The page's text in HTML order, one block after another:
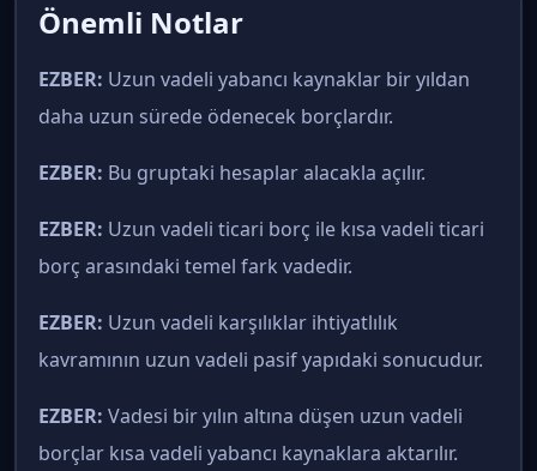
Önemli Notlar
EZBER: Uzun vadeli yabancı kaynaklar bir yıldan
daha uzun sürede ödenecek borçlardır.
EZBER: Bu gruptaki hesaplar alacakla açılır.
EZBER: Uzun vadeli ticari borç ile kısa vadeli ticari
borç arasındaki temel fark vadedir.
EZBER: Uzun vadeli karşılıklar ihtiyatlılık
kavramının uzun vadeli pasif yapıdaki sonucudur.
EZBER: Vadesi bir yılın altına düşen uzun vadeli
borçlar kısa vadeli yabancı kaynaklara aktarılır.